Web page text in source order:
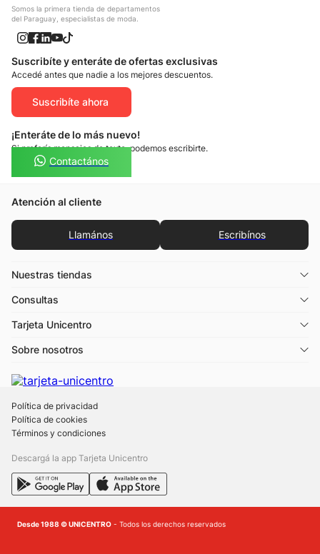
Somos la primera tienda de departamentos
del Paraguay, especialistas de moda.
Suscribíte y enteráte de ofertas exclusivas
Accedé antes que nadie a los mejores descuentos.
Suscribíte ahora
¡Enteráte de lo más nuevo!
Si preferís mensajes de texto, podemos escribirte.
Contactános
Atención al cliente
Llamános Escribínos
Nuestras tiendas
Consultas
Tarjeta Unicentro
Sobre nosotros
Política de privacidad
Política de cookies
Términos y condiciones
Descargá la app Tarjeta Unicentro
Desde 1988 © UNICENTRO - Todos los derechos reservados